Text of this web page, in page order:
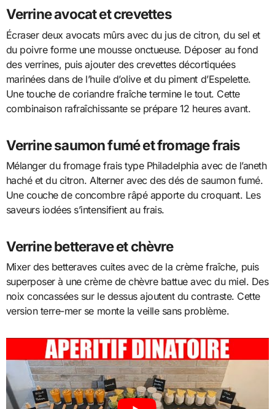
Verrine avocat et crevettes
Écraser deux avocats mûrs avec du jus de citron, du sel et
du poivre forme une mousse onctueuse. Déposer au fond
des verrines, puis ajouter des crevettes décortiquées
marinées dans de l’huile d’olive et du piment d’Espelette.
Une touche de coriandre fraîche termine le tout. Cette
combinaison rafraîchissante se prépare 12 heures avant.
Verrine saumon fumé et fromage frais
Mélanger du fromage frais type Philadelphia avec de l’aneth
haché et du citron. Alterner avec des dés de saumon fumé.
Une couche de concombre râpé apporte du croquant. Les
saveurs iodées s’intensifient au frais.
Verrine betterave et chèvre
Mixer des betteraves cuites avec de la crème fraîche, puis
superposer à une crème de chèvre battue avec du miel. Des
noix concassées sur le dessus ajoutent du contraste. Cette
version terre-mer se monte la veille sans problème.